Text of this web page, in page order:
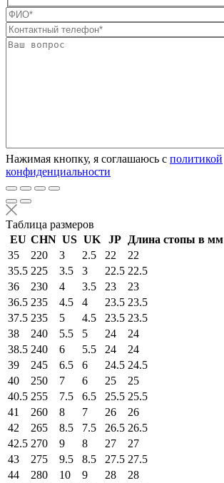
Нажимая кнопку, я соглашаюсь с политикой
конфиденциальности
Таблица размеров
EU CHN US UK JP
Длина стопы в мм
35
220 3 2.5 22
22
35.5 225 3.5 3 22.5 22.5
36
230 4 3.5 23
23
36.5 235 4.5 4 23.5 23.5
37.5 235 5 4.5 23.5 23.5
38
240 5.5 5 24
24
38.5 240 6 5.5 24
24
39
245 6.5 6 24.5 24.5
40
250 7 6 25
25
40.5 255 7.5 6.5 25.5 25.5
41
260 8 7 26
26
42
265 8.5 7.5 26.5 26.5
42.5 270 9 8 27
27
43
275 9.5 8.5 27.5 27.5
44
280 10 9 28
28